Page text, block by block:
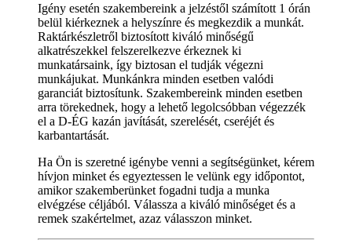
Igény esetén szakembereink a jelzéstől számított 1 órán
belül kiérkeznek a helyszínre és megkezdik a munkát.
Raktárkészletről biztosított kiváló minőségű
alkatrészekkel felszerelkezve érkeznek ki
munkatársaink, így biztosan el tudják végezni
munkájukat. Munkánkra minden esetben valódi
garanciát biztosítunk. Szakembereink minden esetben
arra törekednek, hogy a lehető legolcsóbban végezzék
el a D-ÉG kazán javítását, szerelését, cseréjét és
karbantartását.
Ha Ön is szeretné igénybe venni a segítségünket, kérem
hívjon minket és egyeztessen le velünk egy időpontot,
amikor szakemberünket fogadni tudja a munka
elvégzése céljából. Válassza a kiváló minőséget és a
remek szakértelmet, azaz válasszon minket.